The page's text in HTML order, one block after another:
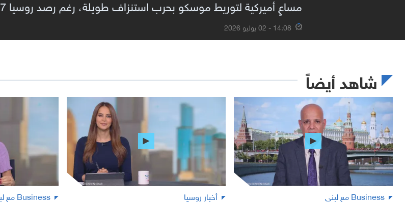
مساعٍ أميركية لتوريط موسكو بحرب استنزاف طويلة، رغم رصد روسيا 7 مليارات دولار لمواجهة أزمة الطاقة.
14:08 - 02 يوليو 2026
شاهد أيضاً
Business مع لبنى أخبار روسيا Business مع لبنى